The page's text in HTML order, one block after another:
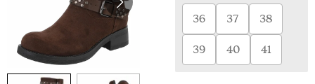
36 37 38
39 40 41